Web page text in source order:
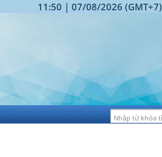
11:50 | 07/08/2026 (GMT+7)